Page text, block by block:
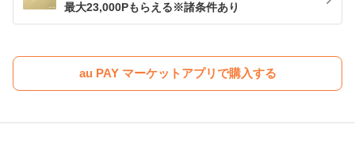
最大23,000Pもらえる※諸条件あり
au PAY マーケットアプリで購入する